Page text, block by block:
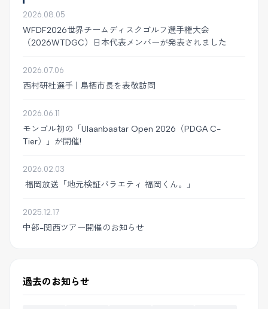
2026.08.05
WFDF2026世界チームディスクゴルフ選手権大会
（2026WTDGC）日本代表メンバーが発表されました
2026.07.06
西村研杜選手 | 鳥栖市長を表敬訪問
2026.06.11
モンゴル初の「Ulaanbaatar Open 2026（PDGA C-
Tier）」が開催!
2026.02.03
福岡放送「地元検証バラエティ 福岡くん。」
2025.12.17
中部-関西ツアー開催のお知らせ
過去のお知らせ